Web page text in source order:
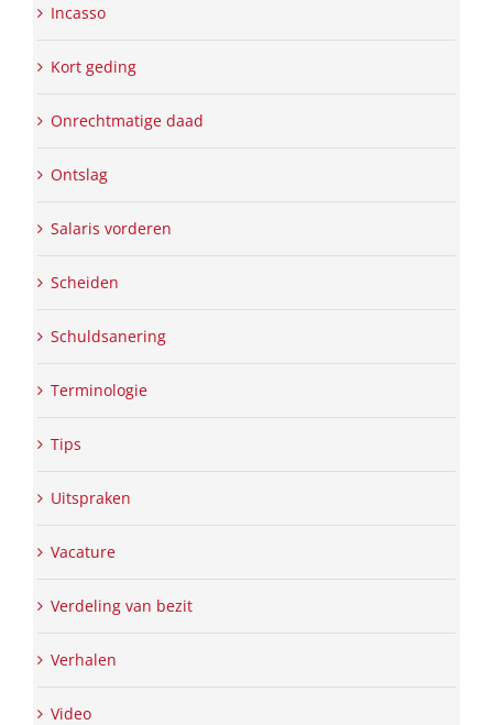
Incasso
Kort geding
Onrechtmatige daad
Ontslag
Salaris vorderen
Scheiden
Schuldsanering
Terminologie
Tips
Uitspraken
Vacature
Verdeling van bezit
Verhalen
Video